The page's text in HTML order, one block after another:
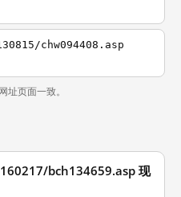
chw094408.asp
址页面一致。
bch134659.asp 现